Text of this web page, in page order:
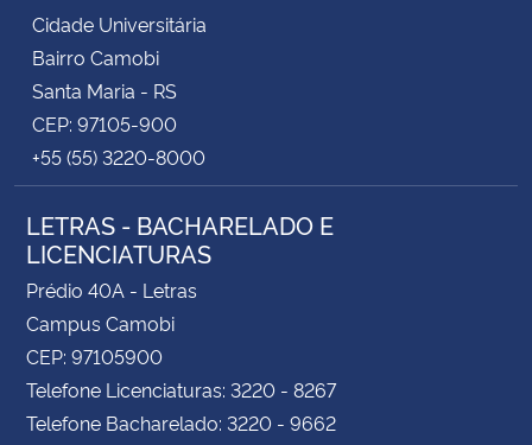
Cidade Universitária
Bairro Camobi
Santa Maria - RS
CEP: 97105-900
+55 (55) 3220-8000
LETRAS - BACHARELADO E
LICENCIATURAS
Prédio 40A - Letras
Campus Camobi
CEP: 97105900
Telefone Licenciaturas: 3220 - 8267
Telefone Bacharelado: 3220 - 9662